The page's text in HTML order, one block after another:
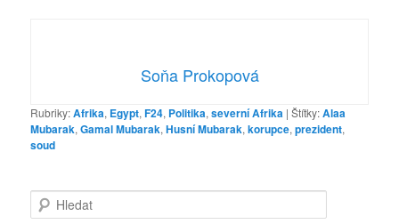
Soňa Prokopová
Rubriky:Afrika, Egypt,F24, Politika,severní Afrika |Štítky:Alaa
Mubarak,Gamal Mubarak,Husní Mubarak,korupce,prezident,
soud
l